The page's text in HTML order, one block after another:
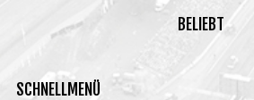
BELIEBT
SCHNELLMENÜ